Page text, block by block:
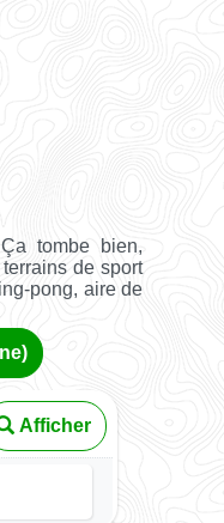
tombe bien,
terrains de sport
pong, aire de
Afficher